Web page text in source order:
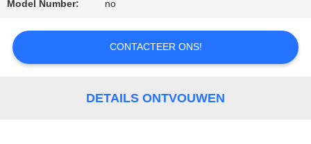
EEN
Model Number: no
CONTACTEER ONS!
DETAILS ONTVOUWEN